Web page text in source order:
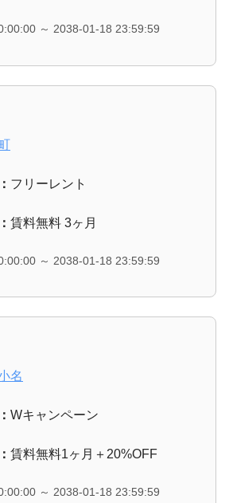
～ 2038-01-18 23:59:59
フリーレント
賃料無料 3ヶ月
～ 2038-01-18 23:59:59
名
Wキャンペーン
賃料無料1ヶ月＋20%OFF
～ 2038-01-18 23:59:59